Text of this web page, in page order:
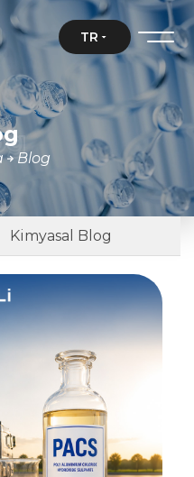
TR
Blog
Kimyasal Blog